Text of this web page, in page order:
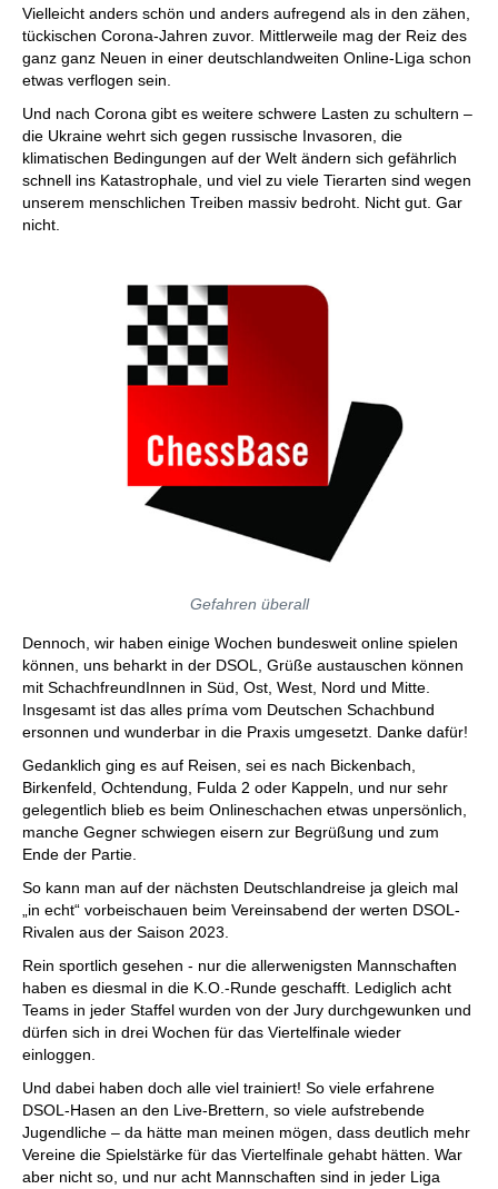
Vielleicht anders schön und anders aufregend als in den zähen,
tückischen Corona-Jahren zuvor. Mittlerweile mag der Reiz des
ganz ganz Neuen in einer deutschlandweiten Online-Liga schon
etwas verflogen sein.
Und nach Corona gibt es weitere schwere Lasten zu schultern –
die Ukraine wehrt sich gegen russische Invasoren, die
klimatischen Bedingungen auf der Welt ändern sich gefährlich
schnell ins Katastrophale, und viel zu viele Tierarten sind wegen
unserem menschlichen Treiben massiv bedroht. Nicht gut. Gar
nicht.
Gefahren überall
Dennoch, wir haben einige Wochen bundesweit online spielen
können, uns beharkt in der DSOL, Grüße austauschen können
mit SchachfreundInnen in Süd, Ost, West, Nord und Mitte.
Insgesamt ist das alles príma vom Deutschen Schachbund
ersonnen und wunderbar in die Praxis umgesetzt. Danke dafür!
Gedanklich ging es auf Reisen, sei es nach Bickenbach,
Birkenfeld, Ochtendung, Fulda 2 oder Kappeln, und nur sehr
gelegentlich blieb es beim Onlineschachen etwas unpersönlich,
manche Gegner schwiegen eisern zur Begrüßung und zum
Ende der Partie.
So kann man auf der nächsten Deutschlandreise ja gleich mal
„in echt“ vorbeischauen beim Vereinsabend der werten DSOL-
Rivalen aus der Saison 2023.
Rein sportlich gesehen - nur die allerwenigsten Mannschaften
haben es diesmal in die K.O.-Runde geschafft. Lediglich acht
Teams in jeder Staffel wurden von der Jury durchgewunken und
dürfen sich in drei Wochen für das Viertelfinale wieder
einloggen.
Und dabei haben doch alle viel trainiert! So viele erfahrene
DSOL-Hasen an den Live-Brettern, so viele aufstrebende
Jugendliche – da hätte man meinen mögen, dass deutlich mehr
Vereine die Spielstärke für das Viertelfinale gehabt hätten. War
aber nicht so, und nur acht Mannschaften sind in jeder Liga